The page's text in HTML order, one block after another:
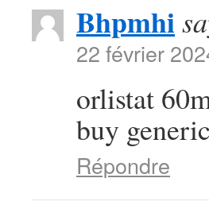
Bhpmhi
22 février
orlistat
buy
Répondre